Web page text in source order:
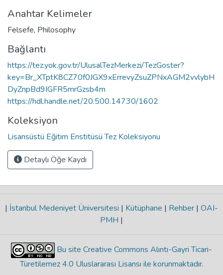
Anahtar Kelimeler
Felsefe, Philosophy
Bağlantı
https://tez.yok.gov.tr/UlusalTezMerkezi/TezGoster?
key=Br_XTptK8CZ70f0JGX9xErrevyZsuZPNxAGM2vvlybH
DyZnpBd9IGFR5mrGzsb4m
https://hdl.handle.net/20.500.14730/1602
Koleksiyon
Lisansüstü Eğitim Enstitüsü Tez Koleksiyonu
Detaylı Öğe Kaydı
| İstanbul Medeniyet Üniversitesi | Kütüphane | Rehber | OAI-
PMH |
Bu site Creative Commons Alıntı-Gayri Ticari-
Türetilemez 4.0 Uluslararası Lisansı ile korunmaktadır.